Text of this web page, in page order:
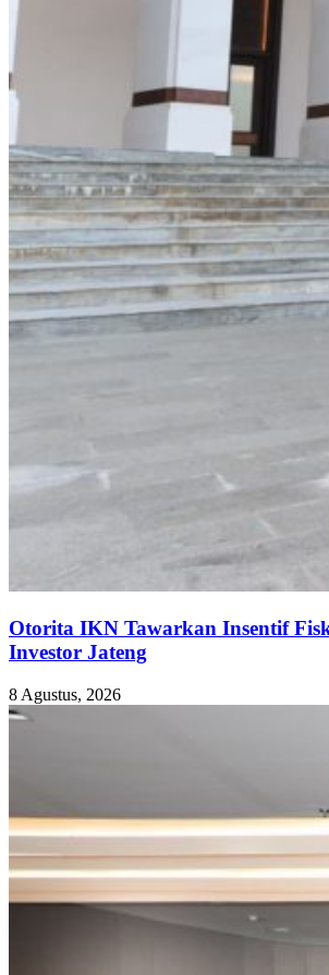
Otorita IKN Tawarkan Insentif
Investor Jateng
8 Agustus, 2026